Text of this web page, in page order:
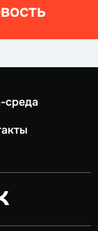
среда